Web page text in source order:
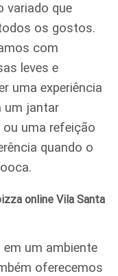
variado que
os gostos.
com
leves e
uma experiência
um jantar
uma refeição
quando o
online Vila Santa
um ambiente
oferecemos